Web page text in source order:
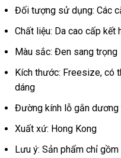
cho
bảo
hành
hãng
Đối tượng sử dụng: Các
Chất liệu: Da cao cấp kết
Màu sắc: Đen sang trọng
Kích thước: Freesize, có
dáng
Đường kính lỗ gắn dương
Xuất xứ: Hong Kong
Lưu ý: Sản phẩm chỉ